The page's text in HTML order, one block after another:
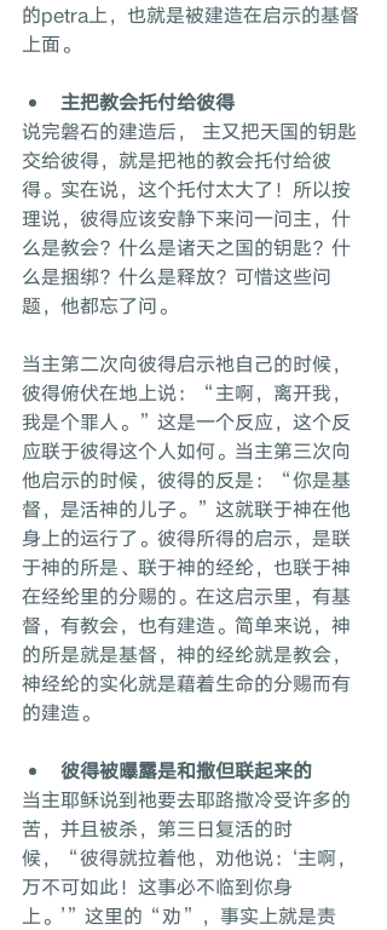
的petra上，也就是被建造在启示的基督
上面。
主把教会托付给彼得
说完磐石的建造后， 主又把天国的钥匙
交给彼得，就是把祂的教会托付给彼
得。实在说，这个托付太大了！所以按
理说，彼得应该安静下来问一问主，什
么是教会？什么是诸天之国的钥匙？什
么是捆绑？什么是释放？可惜这些问
题，他都忘了问。
当主第二次向彼得启示祂自己的时候，
彼得俯伏在地上说：“主啊，离开我，
我是个罪人。”这是一个反应，这个反
应联于彼得这个人如何。当主第三次向
他启示的时候，彼得的反是：“你是基
督，是活神的儿子。”这就联于神在他
身上的运行了。彼得所得的启示，是联
于神的所是、联于神的经纶，也联于神
在经纶里的分赐的。在这启示里，有基
督，有教会，也有建造。简单来说，神
的所是就是基督，神的经纶就是教会，
神经纶的实化就是藉着生命的分赐而有
的建造。
彼得被曝露是和撒但联起来的
当主耶稣说到祂要去耶路撒冷受许多的
苦，并且被杀，第三日复活的时
候，“彼得就拉着他，劝他说：‘主啊，
万不可如此！这事必不临到你身
上。’”这里的“劝”，事实上就是责